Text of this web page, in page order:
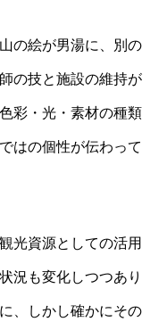
の絵が男湯に、別の
の技と施設の維持が
彩・光・素材の種類
はの個性が伝わって
光資源としての活用
況も変化しつつあり
、しかし確かにその